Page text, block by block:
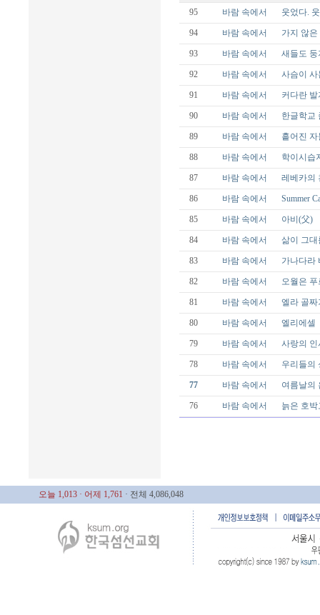
95 바람 속에서 웃었다.
94 바람 속에서 가지 않은
93 바람 속에서 새들도
92 바람 속에서 사슴이 사
91 바람 속에서 커다란 발
90 바람 속에서 한글학교
89 바람 속에서 흩어진
88 바람 속에서 학이시습
87 바람 속에서 레베카의
86 바람 속에서 Summer
85 바람 속에서 아비(父)
84 바람 속에서 삶이 그대
83 바람 속에서 가나다라
82 바람 속에서 오월은 푸
81 바람 속에서 엘라 골짜
80 바람 속에서 엘리에셀
79 바람 속에서 사랑의 인
78 바람 속에서 우리들의
77 바람 속에서 여름날의
76 바람 속에서 늙은 호박
오늘 1,013 · 어제 1,761 · 전체 4,086,048